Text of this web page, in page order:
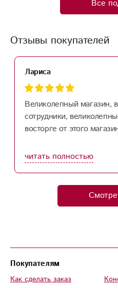
Все
Отзывы покупателей
Лариса
Великолепный магазин,
сотрудники,
восторге от этого
читать полностью
Покупателям
Как сделать заказ